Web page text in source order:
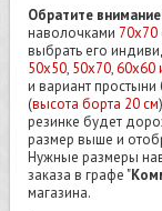
Обратите
наволочками 70х70
выбрать его
50х50, 50х70, 60х60
и вариант простыни
(высота борта 20 см
резинке будет
размер выше и
Нужные размеры
заказа в графе "
магазина.